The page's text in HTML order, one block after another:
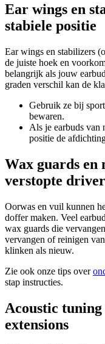
Ear wings en
stabiele positie
Ear wings en stabilizers
de juiste hoek en
belangrijk als jouw
graden verschil kan de
Gebruik ze bij
bewaren.
Als je earbuds van
positie de
Wax guards en
verstopte
Oorwas en vuil kunnen
doffer maken. Veel
wax guards die
vervangen of reinigen
klinken als nieuw.
Zie ook onze tips over
stap instructies.
Acoustic tuning
extensions